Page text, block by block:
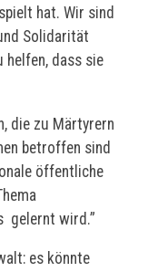
hat. Wir sind
Solidarität
helfen, dass sie
die zu Märtyrern
betroffen sind
öffentliche
gelernt wird.”
es könnte